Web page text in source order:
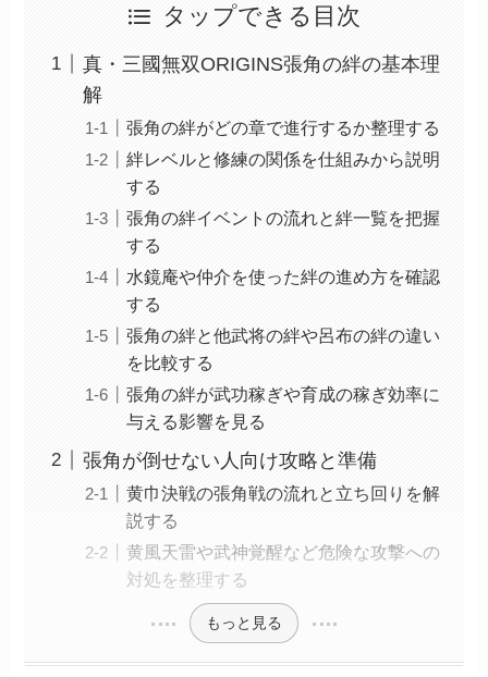
タップできる目次
真・三國無双ORIGINS張角の絆の基本理
解
張角の絆がどの章で進行するか整理する
絆レベルと修練の関係を仕組みから説明
する
張角の絆イベントの流れと絆一覧を把握
する
水鏡庵や仲介を使った絆の進め方を確認
する
張角の絆と他武将の絆や呂布の絆の違い
を比較する
張角の絆が武功稼ぎや育成の稼ぎ効率に
与える影響を見る
張角が倒せない人向け攻略と準備
黄巾決戦の張角戦の流れと立ち回りを解
説する
黄風天雷や武神覚醒など危険な攻撃への
対処を整理する
もっと見る